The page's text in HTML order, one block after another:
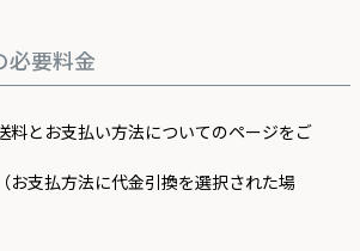
必要料金
料とお支払い方法についてのページをご
お支払方法に代金引換を選択された場